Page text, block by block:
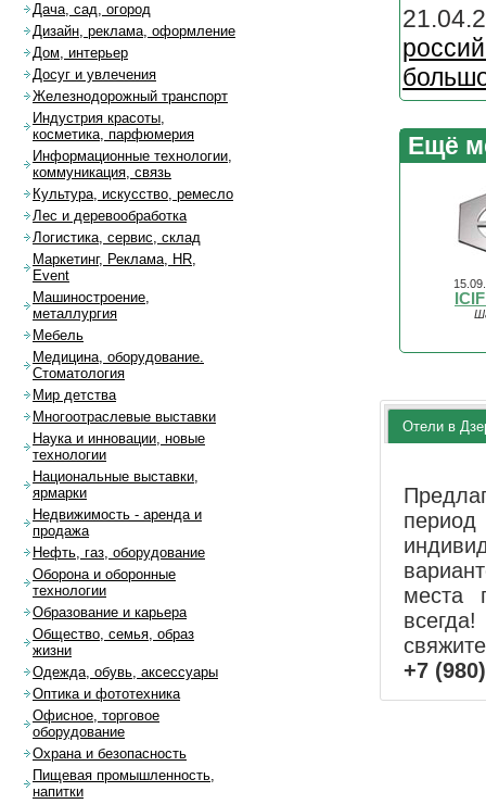
Ещё
Отели в
места
+7
Дача, сад, огород
Дизайн, реклама, оформление
Дом, интерьер
Досуг и увлечения
Железнодорожный транспорт
Индустрия красоты,
косметика, парфюмерия
Информационные технологии,
коммуникация, связь
Культура, искусство, ремесло
Лес и деревообработка
Логистика, сервис, склад
Маркетинг, Реклама, HR,
Event
Машиностроение,
металлургия
Мебель
Медицина, оборудование.
Стоматология
Мир детства
Многоотраслевые выставки
Наука и инновации, новые
технологии
Национальные выставки,
ярмарки
Недвижимость - аренда и
продажа
Нефть, газ, оборудование
Оборона и оборонные
технологии
Образование и карьера
Общество, семья, образ
жизни
Одежда, обувь, аксессуары
Оптика и фототехника
Офисное, торговое
оборудование
Охрана и безопасность
Пищевая промышленность,
напитки